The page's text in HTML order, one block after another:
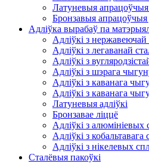
Латуневыя
Бронзавыя
Адліўка вырабаў па
Адліўкі з нержавеючай
Адліўкі з легаванай
Адліўкі з
Адліўкі з шэрага
Адліўкі з каванага
Адліўкі з каванага
Латуневыя адліўкі
Бронзавае ліццё
Адліўкі з алюмініевых
Адліўкі з кобальтавага
Адліўкі з нікелевых
Сталёвыя пакоўкі